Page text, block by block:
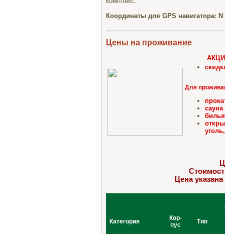
Координаты для GPS навигатора:
Цены на проживание
Для
Цена
Категория
Кор-
пус
Тип